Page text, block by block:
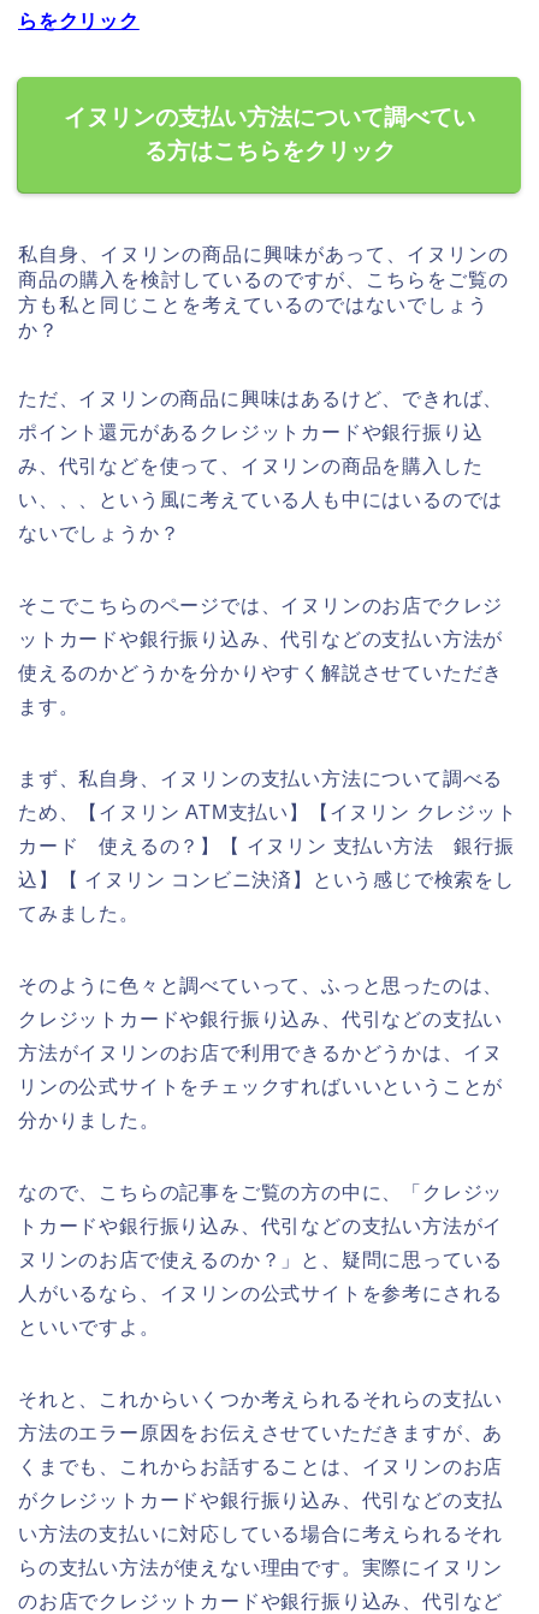
らをクリック
イヌリンの支払い方法について調べてい
る方はこちらをクリック
私自身、イヌリンの商品に興味があって、イヌリンの
商品の購入を検討しているのですが、こちらをご覧の
方も私と同じことを考えているのではないでしょう
か？
ただ、イヌリンの商品に興味はあるけど、できれば、
ポイント還元があるクレジットカードや銀行振り込
み、代引などを使って、イヌリンの商品を購入した
い、、、という風に考えている人も中にはいるのでは
ないでしょうか？
そこでこちらのページでは、イヌリンのお店でクレジ
ットカードや銀行振り込み、代引などの支払い方法が
使えるのかどうかを分かりやすく解説させていただき
ます。
まず、私自身、イヌリンの支払い方法について調べる
ため、【イヌリン ATM支払い】【イヌリン クレジット
カード 使えるの？】【 イヌリン 支払い方法 銀行振
込】【 イヌリン コンビニ決済】という感じで検索をし
てみました。
そのように色々と調べていって、ふっと思ったのは、
クレジットカードや銀行振り込み、代引などの支払い
方法がイヌリンのお店で利用できるかどうかは、イヌ
リンの公式サイトをチェックすればいいということが
分かりました。
なので、こちらの記事をご覧の方の中に、「クレジッ
トカードや銀行振り込み、代引などの支払い方法がイ
ヌリンのお店で使えるのか？」と、疑問に思っている
人がいるなら、イヌリンの公式サイトを参考にされる
といいですよ。
それと、これからいくつか考えられるそれらの支払い
方法のエラー原因をお伝えさせていただきますが、あ
くまでも、これからお話することは、イヌリンのお店
がクレジットカードや銀行振り込み、代引などの支払
い方法の支払いに対応している場合に考えられるそれ
らの支払い方法が使えない理由です。実際にイヌリン
のお店でクレジットカードや銀行振り込み、代引など